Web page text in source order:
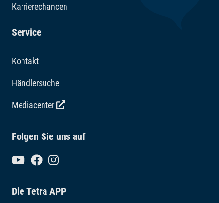
Karrierechancen
Service
Kontakt
Händlersuche
Mediacenter
Folgen Sie uns auf
Die Tetra APP